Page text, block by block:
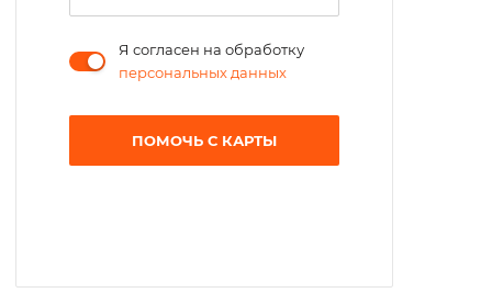
Я согласен на обработку
персональных данных
ПОМОЧЬ С КАРТЫ